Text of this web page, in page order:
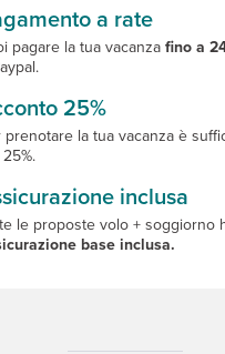
a rate
pagare la tua vacanzafino a
25%
prenotare la tua vacanza è
inclusa
le proposte volo + soggiorno
base inclusa.